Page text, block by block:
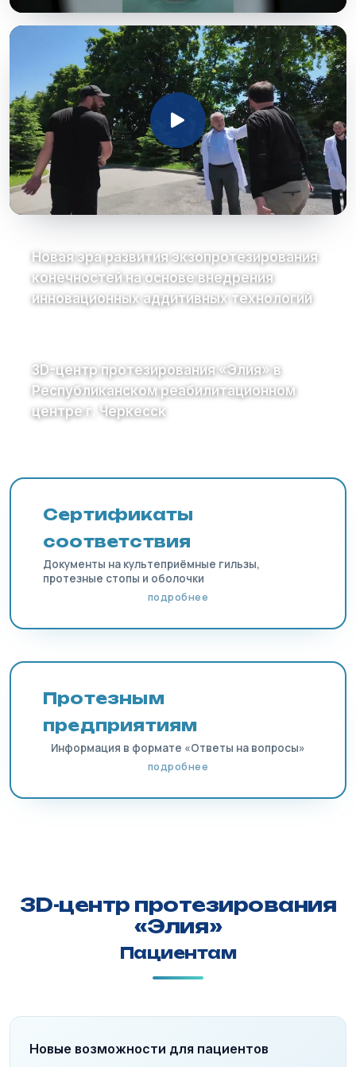
Новая эра развития экзопротезирования
конечностей на основе внедрения
инновационных аддитивных технологий
3D-центр протезирования «Элия» в
Республиканском реабилитационном
центре г. Черкесск
Сертификаты
соответствия
Документы на культеприёмные гильзы,
протезные стопы и оболочки
подробнее
Протезным
предприятиям
Информация в формате «Ответы на вопросы»
подробнее
3D-центр протезирования
«Элия»
Пациентам
Новые возможности для пациентов